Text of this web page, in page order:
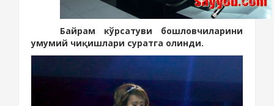
Байрам кўрсатуви бошловчиларини
умумий чиқишлари суратга олинди.